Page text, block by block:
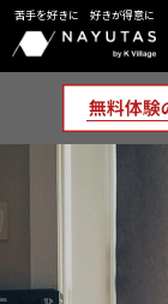
苦手を好きに 好きが得意に